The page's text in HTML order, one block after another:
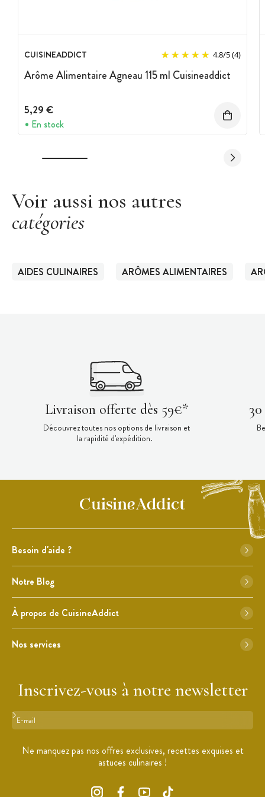
CUISINEADDICT 4.8/5(4)
Arôme Alimentaire Agneau 115 ml Cuisineaddict
5,29 €
En stock
Voir aussi nos autres
catégories
AIDES CULINAIRES ARÔMES ALIMENTAIRES
Livraison offerte dès 59€*
Découvrez toutes nos options de livraison et
la rapidité d'expédition.
Besoin d'aide ?
Notre Blog
À propos de CuisineAddict
Nos services
Inscrivez-vous à notre newsletter
Format : adresse@email.com
Ne manquez pas nos offres exclusives, recettes exquises et
astuces culinaires !